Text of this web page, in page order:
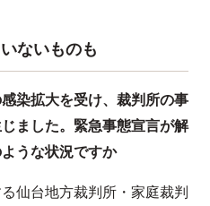
ないものも
染拡大を受け、裁判所の事
ました。緊急事態宣言が解
うな状況ですか
仙台地方裁判所・家庭裁判